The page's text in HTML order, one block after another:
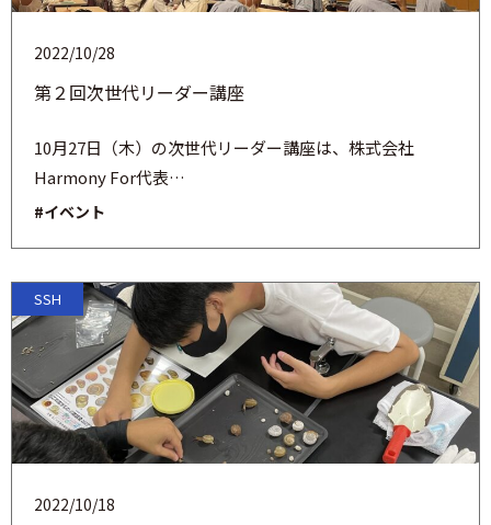
第２回次世代リーダー講座
2022/10/28
10月27日（木）の次世代リーダー講座は、株式会社
Harmony For代表…
#イベント
2022/10/18
SSH